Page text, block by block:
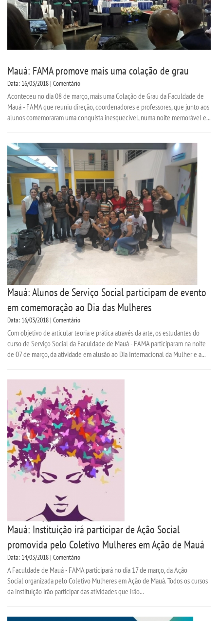
Mauá: FAMA promove mais uma colação de grau
Data: 16/03/2018 | Comentário
Aconteceu no dia 08 de março, mais uma Colação de Grau da Faculdade de
Mauá - FAMA que reuniu direção, coordenadores e professores, que junto aos
alunos comemoraram uma conquista inesquecível, numa noite memorável e...
Mauá: Alunos de Serviço Social participam de evento
em comemoração ao Dia das Mulheres
Data: 16/03/2018 | Comentário
Com objetivo de articular teoria e prática através da arte, os estudantes do
curso de Serviço Social da Faculdade de Mauá - FAMA participaram na noite
de 07 de março, da atividade em alusão ao Dia Internacional da Mulher e a...
Mauá: Instituição irá participar de Ação Social
promovida pelo Coletivo Mulheres em Ação de Mauá
Data: 14/03/2018 | Comentário
A Faculdade de Mauá - FAMA participará no dia 17 de março, da Ação
Social organizada pelo Coletivo Mulheres em Ação de Mauá. Todos os cursos
da instituição irão participar das atividades que irão...